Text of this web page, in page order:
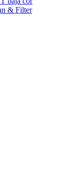
& Filter